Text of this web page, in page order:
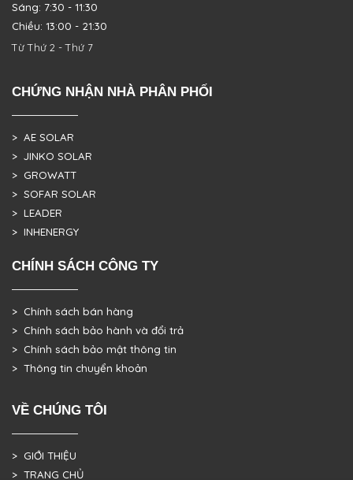
Sáng: 7:30 - 11:30
Chiều: 13:00 - 21:30
Từ Thứ 2 - Thứ 7
CHỨNG NHẬN NHÀ PHÂN PHỐI
> AE SOLAR
> JINKO SOLAR
> GROWATT
> SOFAR SOLAR
> LEADER
> INHENERGY
CHÍNH SÁCH CÔNG TY
> Chính sách bán hàng
> Chính sách bảo hành và đổi trả
> Chính sách bảo mật thông tin
> Thông tin chuyển khoản
VỀ CHÚNG TÔI
> GIỚI THIỆU
> TRANG CHỦ